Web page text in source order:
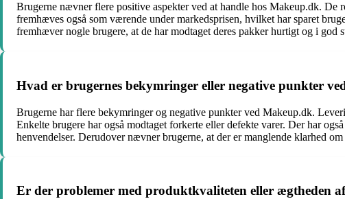
Brugerne nævner flere positive aspekter ved at handle hos Makeup.dk.
fremhæves også som værende under markedsprisen, hvilket har sparet
fremhæver nogle brugere, at de har modtaget deres pakker hurtigt og i god
Hvad er brugernes bekymringer eller negative punkter
Brugerne har flere bekymringer og negative punkter ved Makeup.dk.
Enkelte brugere har også modtaget forkerte eller defekte varer. Der har
henvendelser. Derudover nævner brugerne, at der er manglende klarhed
Er der problemer med produktkvaliteten eller ægtheden